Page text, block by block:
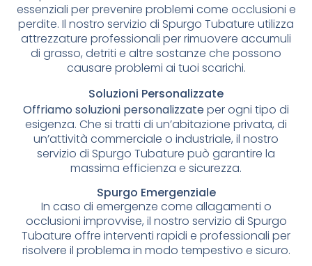
essenziali per prevenire problemi come occlusioni e
perdite. Il nostro servizio di Spurgo Tubature utilizza
attrezzature professionali per rimuovere accumuli
di grasso, detriti e altre sostanze che possono
causare problemi ai tuoi scarichi.
Soluzioni Personalizzate
Offriamo soluzioni personalizzateper ogni tipo di
esigenza. Che si tratti di un’abitazione privata, di
un’attività commerciale o industriale, il nostro
servizio di Spurgo Tubature può garantire la
massima efficienza e sicurezza.
Spurgo Emergenziale
In caso di emergenze come allagamenti o
occlusioni improvvise, il nostro servizio di Spurgo
Tubature offre interventi rapidi e professionali per
risolvere il problema in modo tempestivo e sicuro.